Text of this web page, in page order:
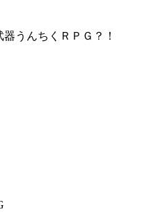
うんちくＲＰＧ？！